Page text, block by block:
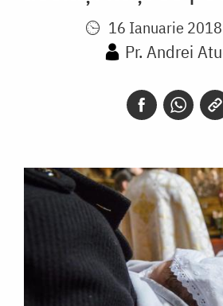
16 Ianuarie
Pr. Andrei